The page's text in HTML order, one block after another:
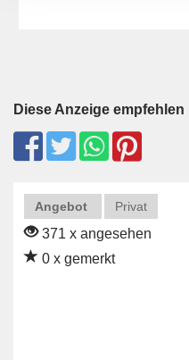
Diese Anzeige empfehlen
Angebot Privat
371 x angesehen
0 x gemerkt